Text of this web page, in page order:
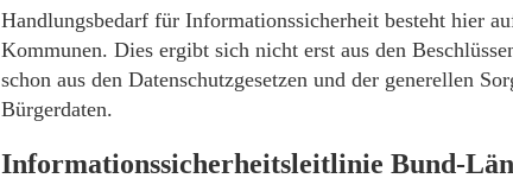
Handlungsbedarf für Informationssicherheit besteht hier
Kommunen. Dies ergibt sich nicht erst aus den
schon aus den Datenschutzgesetzen und der generellen
Bürgerdaten.
Informationssicherheitsleitlinie Bund-